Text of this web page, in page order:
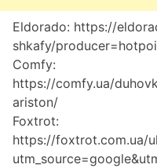
Eldorado: https://
shkafy/
Comfy:
https://comfy.ua/
ariston/
Foxtrot:
https://foxtrot.com.ua/